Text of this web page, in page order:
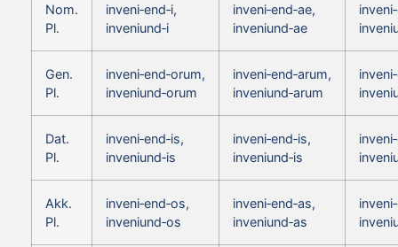
Nom.
Pl.
inveni‑end‑i,
inveniund‑i
inveni‑end‑ae,
inveniund‑ae
Gen.
Pl.
inveni‑end‑orum,
inveniund‑orum
inveni‑end‑arum,
inveniund‑arum
Dat.
Pl.
inveni‑end‑is,
inveniund‑is
inveni‑end‑is,
inveniund‑is
Akk.
Pl.
inveni‑end‑os,
inveniund‑os
inveni‑end‑as,
inveniund‑as